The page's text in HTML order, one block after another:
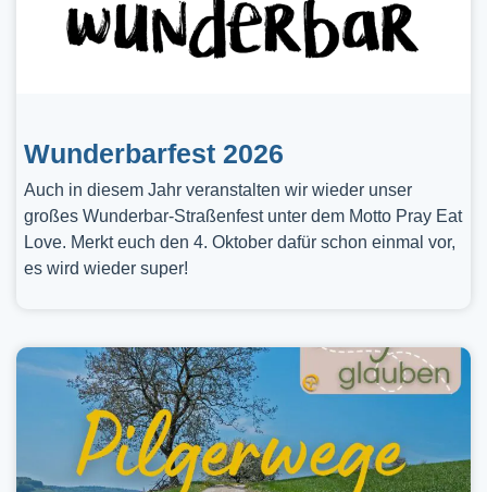
Wunderbarfest 2026
Auch in diesem Jahr veranstalten wir wieder unser
großes Wunderbar-Straßenfest unter dem Motto Pray Eat
Love. Merkt euch den 4. Oktober dafür schon einmal vor,
es wird wieder super!